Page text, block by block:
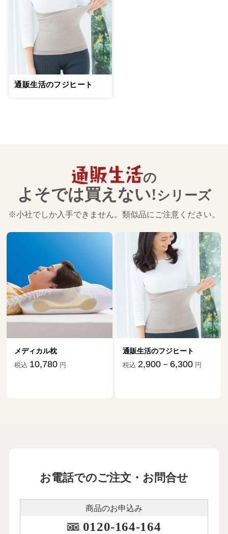
通販生活のフジヒート
の
よそでは買えない!シリーズ
※小社でしか入手できません。類似品にご注意ください。
メディカル枕
税込 10,780 円
通販生活のフジヒート
税込 2,900－6,300 円
お電話でのご注文・お問合せ
商品のお申込み
0120-164-164